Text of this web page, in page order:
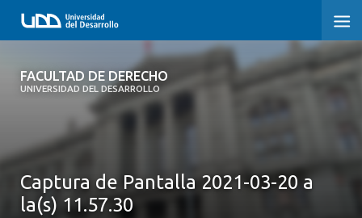
FACULTAD DE DERECHO
UNIVERSIDAD DEL DESARROLLO
FACULTAD DE DERECHO
SOBRE LA FACULTAD
CARRERAS
Captura de Pantalla 2021-03-20 a
la(s) 11.57.30